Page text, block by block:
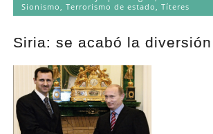
Sionismo
Terrorismo de estado Títeres
Siria: se acabó la diversión